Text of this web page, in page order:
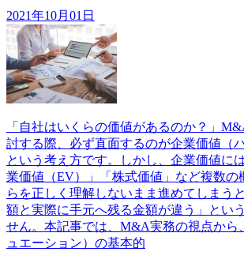
2021年10月01日
「自社はいくらの価値があるのか？」
討する際、必ず直面するのが企業価値（
という考え方です。しかし、企業価値に
業価値（EV）」「株式価値」など複数の
らを正しく理解しないまま進めてしまう
額と実際に手元へ残る金額が違う」とい
せん。本記事では、M&A実務の視点から
ュエーション）の基本的